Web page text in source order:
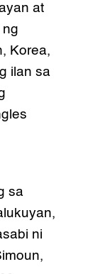
at
Korea,
ilan sa
sa
ni